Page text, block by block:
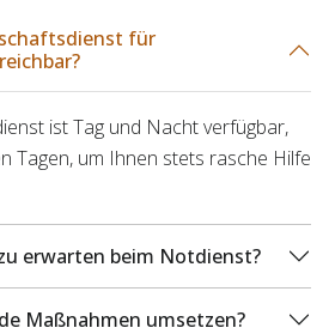
für
ist Tag und Nacht verfügbar,
Tagen, um Ihnen stets rasche Hilfe
erwarten beim Notdienst?
Maßnahmen umsetzen?